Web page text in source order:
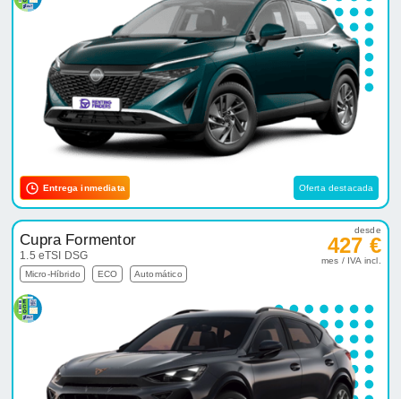
Entrega inmediata Oferta destacada
Cupra Formentor
1.5 eTSI DSG
Micro-Híbrido ECO Automático
desde
427 €
mes / IVA incl.